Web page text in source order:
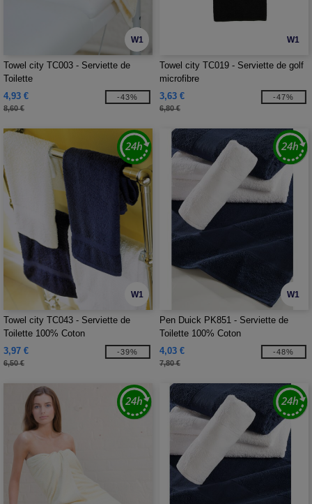
W1
Towel city TC003 - Serviette de
Toilette
4,93 €
8,60 €
-43%
W1
Towel city TC019 - Serviette de golf
microfibre
3,63 €
6,80 €
-47%
W1
Towel city TC043 - Serviette de
Toilette 100% Coton
3,97 €
6,50 €
-39%
W1
Pen Duick PK851 - Serviette de
Toilette 100% Coton
4,03 €
7,80 €
-48%